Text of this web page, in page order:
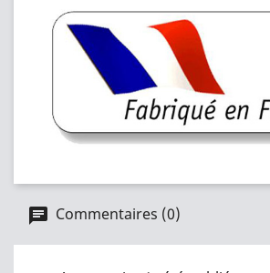
Commentaires (0)